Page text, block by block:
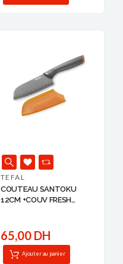
TEFAL
COUTEAU SANTOKU
12CM +COUV FRESH
65,00 DH
Ajouter au panier